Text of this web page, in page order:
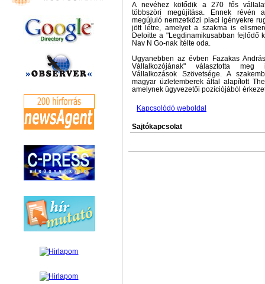
A nevéhez kötődik a 270 fős
többszöri megújítása. Ennek révén
megújuló nemzetközi piaci igényekre
jött létre, amelyet a szakma is
Deloitte a "Legdinamikusabban fejlődő
Nav N Go-nak ítélte oda.
Ugyanebben az évben Fazakas
Vállalkozójának" választotta
Vállalkozások Szövetsége. A
magyar üzletemberek által alapított
amelynek ügyvezetői pozíciójából
Kapcsolódó weboldal
Sajtókapcsolat